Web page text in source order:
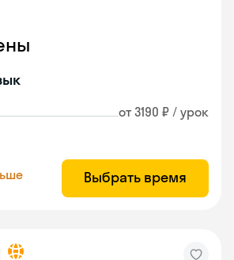
от 3190 ₽ / урок
Выбрать время